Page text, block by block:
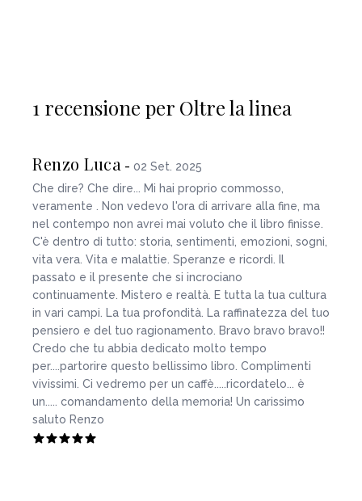
1 recensione per Oltre la linea
Renzo Luca - 02 Set. 2025
Che dire? Che dire... Mi hai proprio commosso,
veramente . Non vedevo l'ora di arrivare alla fine, ma
nel contempo non avrei mai voluto che il libro finisse.
C'è dentro di tutto: storia, sentimenti, emozioni, sogni,
vita vera. Vita e malattie. Speranze e ricordi. Il
passato e il presente che si incrociano
continuamente. Mistero e realtà. E tutta la tua cultura
in vari campi. La tua profondità. La raffinatezza del tuo
pensiero e del tuo ragionamento. Bravo bravo bravo!!
Credo che tu abbia dedicato molto tempo
per....partorire questo bellissimo libro. Complimenti
vivissimi. Ci vedremo per un caffè.....ricordatelo... è
un..... comandamento della memoria! Un carissimo
saluto Renzo